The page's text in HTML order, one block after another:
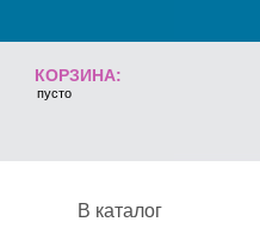
КОРЗИНА:
пусто
В каталог